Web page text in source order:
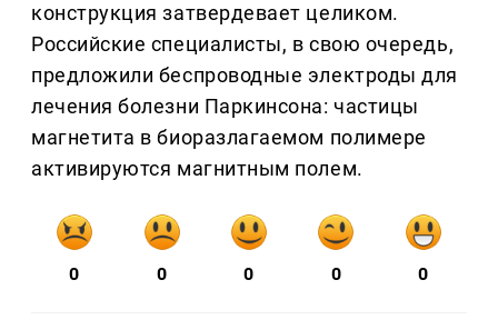
конструкция затвердевает целиком.
Российские специалисты, в свою очередь,
предложили беспроводные электроды для
лечения болезни Паркинсона: частицы
магнетита в биоразлагаемом полимере
активируются магнитным полем.
0 0 0 0 0